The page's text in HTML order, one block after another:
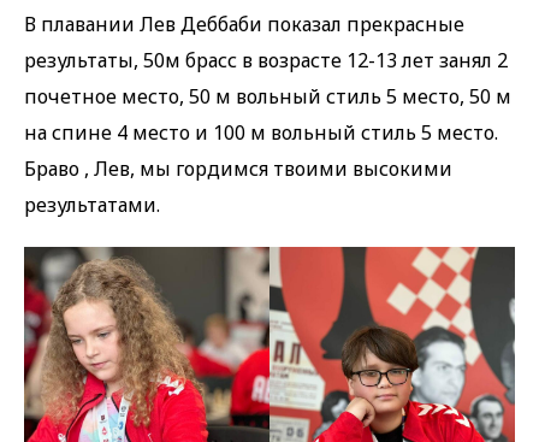
В плавании Лев Деббаби показал прекрасные
результаты, 50м брасс в возрасте 12-13 лет занял 2
почетное место, 50 м вольный стиль 5 место, 50 м
на спине 4 место и 100 м вольный стиль 5 место.
Браво , Лев, мы гордимся твоими высокими
результатами.